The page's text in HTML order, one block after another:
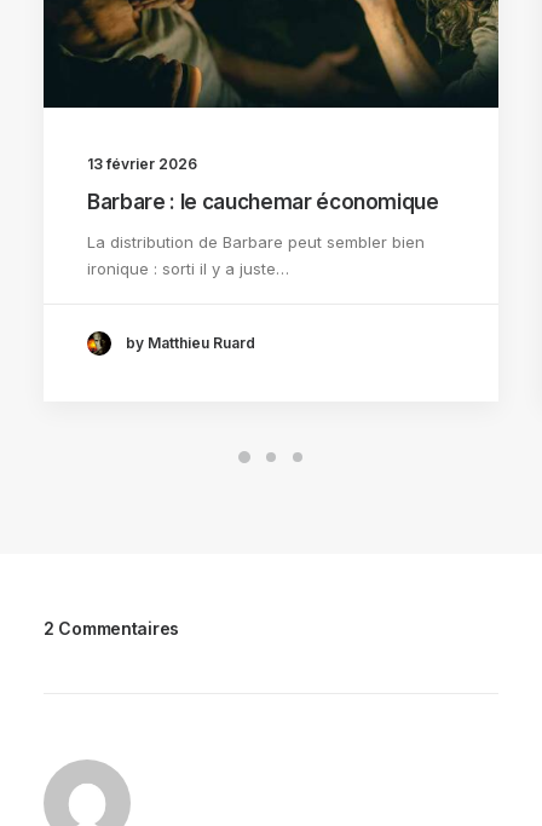
13 février 2026
Barbare : le cauchemar économique
La distribution de Barbare peut sembler bien
ironique : sorti il y a juste…
by Matthieu Ruard
2 Commentaires